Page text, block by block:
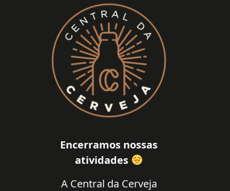
Encerramos nossas
atividades
A Central da Cerveja